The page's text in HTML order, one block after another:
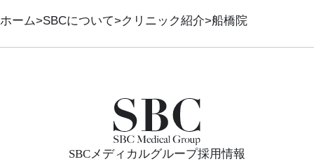
ホーム SBCについて クリニック紹介 船橋院
SBCメディカルグループ採用情報